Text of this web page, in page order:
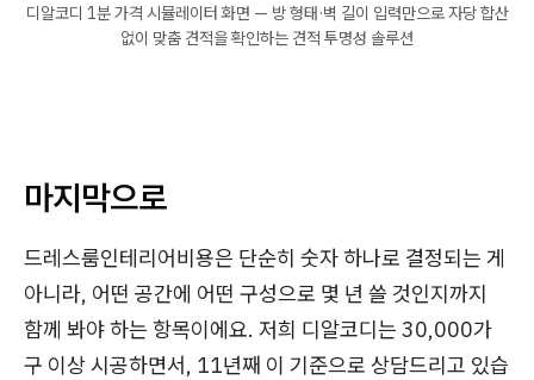
디알코디 1분 가격 시뮬레이터 화면 — 방 형태·벽 길이 입력만으로 자당 합산
없이 맞춤 견적을 확인하는 견적 투명성 솔루션
마지막으로
드레스룸인테리어비용은 단순히 숫자 하나로 결정되는 게
아니라, 어떤 공간에 어떤 구성으로 몇 년 쓸 것인지까지
함께 봐야 하는 항목이에요. 저희 디알코디는 30,000가
구 이상 시공하면서, 11년째 이 기준으로 상담드리고 있습